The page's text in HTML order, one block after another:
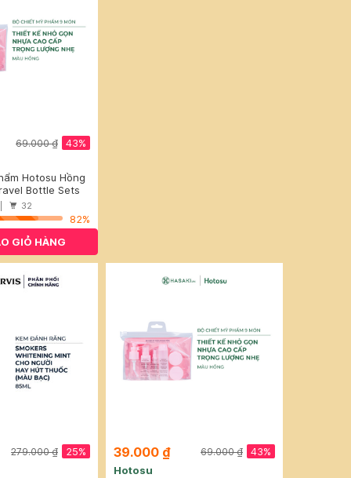
43%
69.000 ₫
Hotosu Hồng
Bottle Sets
32
82%
GIỎ HÀNG
25%
279.000 ₫ 39.000 ₫ 43%
69.000 ₫
Hotosu